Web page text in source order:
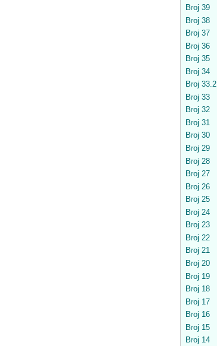
Broj 39
Broj 38
Broj 37
Broj 36
Broj 35
Broj 34
Broj 33.2
Broj 33
Broj 32
Broj 31
Broj 30
Broj 29
Broj 28
Broj 27
Broj 26
Broj 25
Broj 24
Broj 23
Broj 22
Broj 21
Broj 20
Broj 19
Broj 18
Broj 17
Broj 16
Broj 15
Broj 14